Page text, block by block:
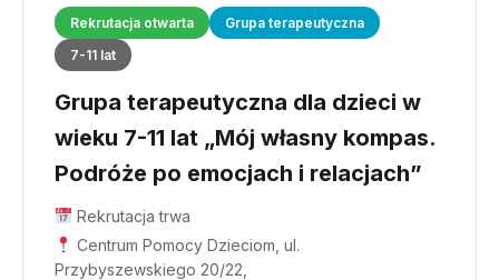
Rekrutacja otwarta
Grupa terapeutyczna
7-11 lat
Grupa terapeutyczna dla dzieci w
wieku 7-11 lat „Mój własny kompas.
Podróże po emocjach i relacjach”
Rekrutacja trwa
Centrum Pomocy Dzieciom, ul.
Przybyszewskiego 20/22,